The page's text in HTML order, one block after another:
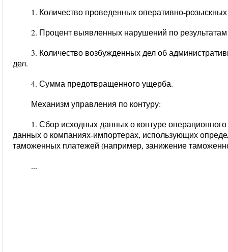
1. Количество проведенных оперативно-
2. Процент выявленных нарушений по
3. Количество возбужденных дел об
дел.
4. Сумма предотвращенного ущерба.
Механизм управления по контуру:
1. Сбор исходных данных о контуре
данных о компаниях-импортерах, использующих
таможенных платежей (например, занижение
...